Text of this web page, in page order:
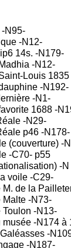
N95-
-N12-
14s. -N179-
-N12-
Louis
-N192-
-N1-
1688 -
-N29-
p46 -N178-
(couverture) -
-C70- p55
-N
voile -C29-
M. de la
Malte -N73-
Toulon -N13-
musée -N174 à
-
-N187-